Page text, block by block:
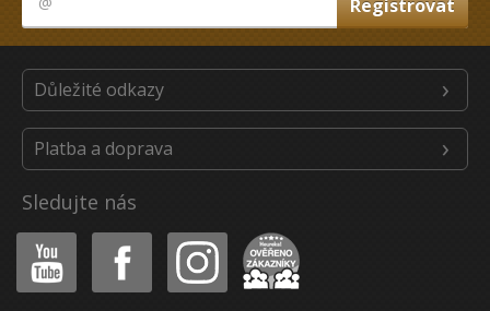
Důležité odkazy
Platba a doprava
Sledujte nás
Youtube Facebook Instagram Heureka